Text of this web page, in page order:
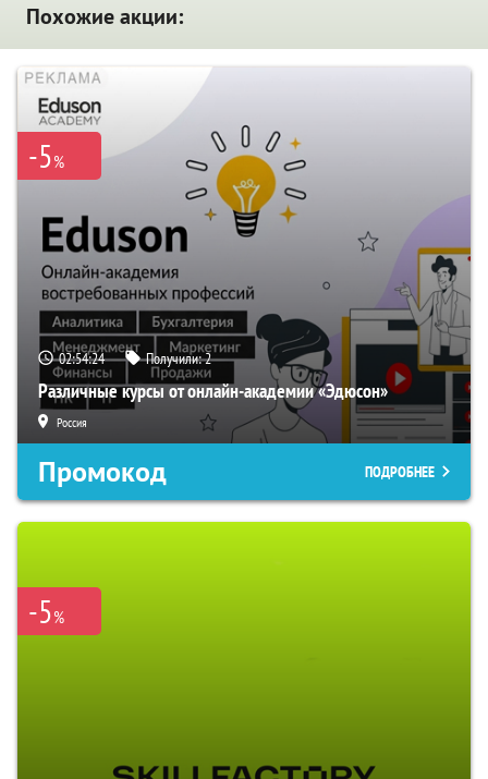
Похожие акции:
-5%
02:54:23 Получили:2
Различные курсы от онлайн-академии «Эдюсон»
Россия
Промокод ПОДРОБНЕЕ
-5%